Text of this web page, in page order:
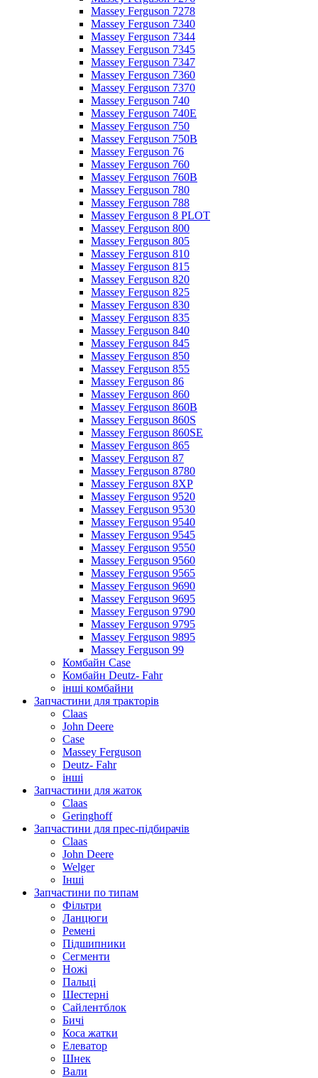
Massey Ferguson 7278
Massey Ferguson 7340
Massey Ferguson 7344
Massey Ferguson 7345
Massey Ferguson 7347
Massey Ferguson 7360
Massey Ferguson 7370
Massey Ferguson 740
Massey Ferguson 740E
Massey Ferguson 750
Massey Ferguson 750B
Massey Ferguson 76
Massey Ferguson 760
Massey Ferguson 760B
Massey Ferguson 780
Massey Ferguson 788
Massey Ferguson 8 PLOT
Massey Ferguson 800
Massey Ferguson 805
Massey Ferguson 810
Massey Ferguson 815
Massey Ferguson 820
Massey Ferguson 825
Massey Ferguson 830
Massey Ferguson 835
Massey Ferguson 840
Massey Ferguson 845
Massey Ferguson 850
Massey Ferguson 855
Massey Ferguson 86
Massey Ferguson 860
Massey Ferguson 860B
Massey Ferguson 860S
Massey Ferguson 860SE
Massey Ferguson 865
Massey Ferguson 87
Massey Ferguson 8780
Massey Ferguson 8XP
Massey Ferguson 9520
Massey Ferguson 9530
Massey Ferguson 9540
Massey Ferguson 9545
Massey Ferguson 9550
Massey Ferguson 9560
Massey Ferguson 9565
Massey Ferguson 9690
Massey Ferguson 9695
Massey Ferguson 9790
Massey Ferguson 9795
Massey Ferguson 9895
Massey Ferguson 99
Комбайн Case
Комбайн Deutz- Fahr
інші комбайни
Запчастини для тракторів
Claas
John Deere
Case
Massey Ferguson
Deutz- Fahr
інші
Запчастини для жаток
Claas
Geringhoff
Запчастини для прес-підбирачів
Claas
John Deere
Welger
Інші
Запчастини по типам
Фільтри
Ланцюги
Ремені
Підшипники
Сегменти
Ножі
Пальці
Шестерні
Сайлентблок
Бичі
Коса жатки
Елеватор
Шнек
Вали